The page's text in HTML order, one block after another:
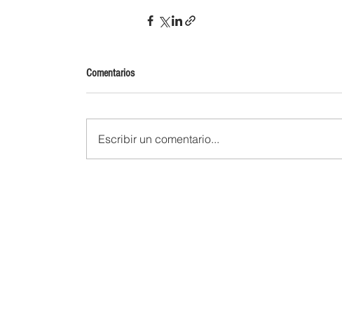
Comentarios
Escribir un comentario...